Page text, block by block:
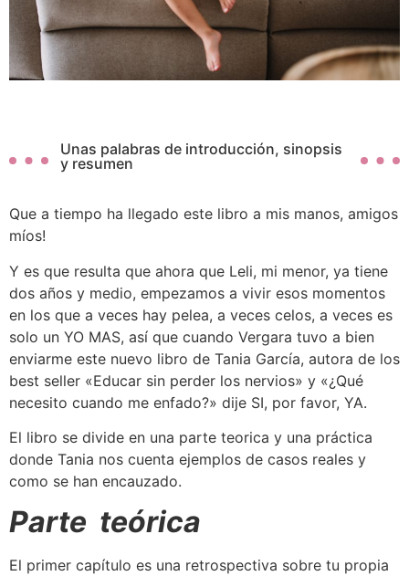
Unas palabras de introducción, sinopsis
y resumen
Que a tiempo ha llegado este libro a mis manos, amigos
míos!
Y es que resulta que ahora que Leli, mi menor, ya tiene
dos años y medio, empezamos a vivir esos momentos
en los que a veces hay pelea, a veces celos, a veces es
solo un YO MAS, así que cuando Vergara tuvo a bien
enviarme este nuevo libro de Tania García, autora de los
best seller «Educar sin perder los nervios» y «¿Qué
necesito cuando me enfado?» dije SI, por favor, YA.
El libro se divide en una parte teorica y una práctica
donde Tania nos cuenta ejemplos de casos reales y
como se han encauzado.
Parte teórica
El primer capítulo es una retrospectiva sobre tu propia